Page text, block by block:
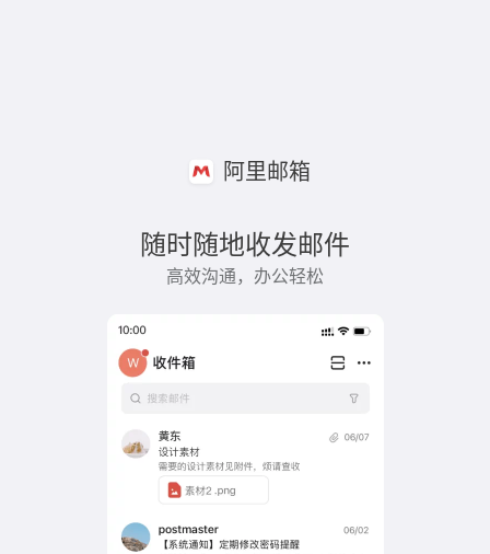
阿里邮箱
随时随地收发邮件
高效沟通，办公轻松